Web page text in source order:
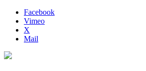
Facebook
Vimeo
X
Mail